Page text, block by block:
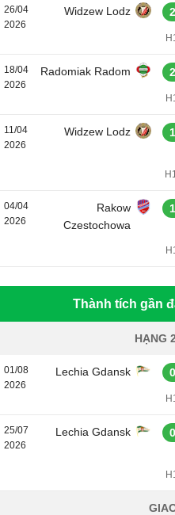
26/04
2026
Widzew Lodz
18/04
2026
Radomiak Radom
11/04
2026
Widzew Lodz
04/04
2026
Rakow
Czestochowa
Thành tích gần
HẠNG
01/08
2026
Lechia Gdansk
25/07
2026
Lechia Gdansk